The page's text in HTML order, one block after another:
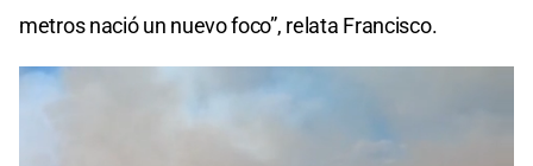
metros nació un nuevo foco”, relata Francisco.